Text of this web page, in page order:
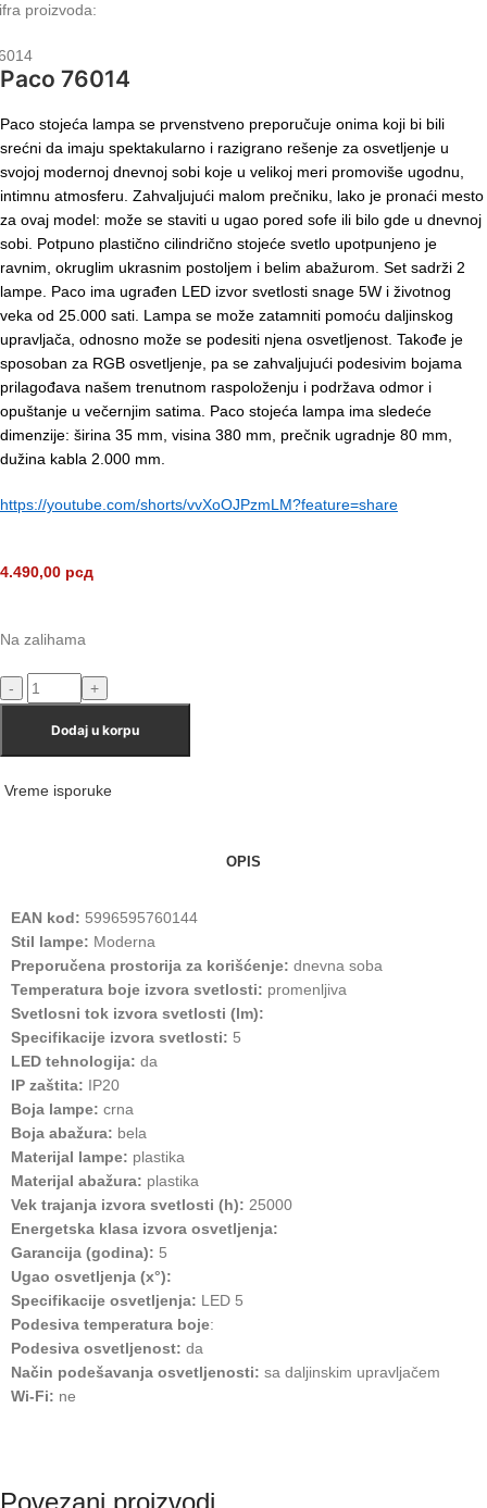
proizvoda:
Paco 76014
Paco stojeća lampa se prvenstveno preporučuje onima koji bi bili
srećni da imaju spektakularno i razigrano rešenje za osvetljenje u
svojoj modernoj dnevnoj sobi koje u velikoj meri promoviše ugodnu,
intimnu atmosferu. Zahvaljujući malom prečniku, lako je pronaći mesto
za ovaj model: može se staviti u ugao pored sofe ili bilo gde u dnevnoj
sobi. Potpuno plastično cilindrično stojeće svetlo upotpunjeno je
ravnim, okruglim ukrasnim postoljem i belim abažurom. Set sadrži 2
lampe. Paco ima ugrađen LED izvor svetlosti snage 5W i životnog
veka od 25.000 sati. Lampa se može zatamniti pomoću daljinskog
upravljača, odnosno može se podesiti njena osvetljenost. Takođe je
sposoban za RGB osvetljenje, pa se zahvaljujući podesivim bojama
prilagođava našem trenutnom raspoloženju i podržava odmor i
opuštanje u večernjim satima. Paco stojeća lampa ima sledeće
dimenzije: širina 35 mm, visina 380 mm, prečnik ugradnje 80 mm,
dužina kabla 2.000 mm.
https://youtube.com/shorts/vvXoOJPzmLM?feature=share
4.490,00 рсд
Na zalihama
Dodaj u korpu
Vreme isporuke
OPIS
EAN kod: 5996595760144
Stil lampe: Moderna
Preporučena prostorija za korišćenje: dnevna soba
Temperatura boje izvora svetlosti: promenljiva
Svetlosni tok izvora svetlosti (lm):
Specifikacije izvora svetlosti: 5
LED tehnologija: da
IP zaštita: IP20
Boja lampe: crna
Boja abažura: bela
Materijal lampe: plastika
Materijal abažura: plastika
Vek trajanja izvora svetlosti (h): 25000
Energetska klasa izvora osvetljenja:
Garancija (godina): 5
Ugao osvetljenja (x°):
Specifikacije osvetljenja: LED 5
Podesiva temperatura boje:
Podesiva osvetljenost: da
Način podešavanja osvetljenosti: sa daljinskim upravljačem
Wi-Fi: ne
Povezani proizvodi